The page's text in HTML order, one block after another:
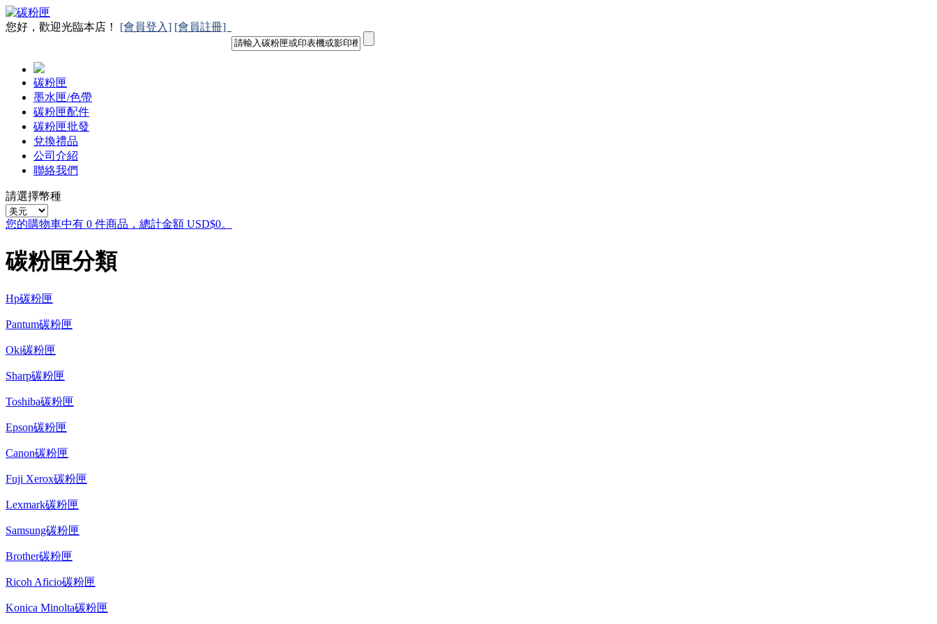
您好，歡迎光臨本店！ [會員登入] [會員註冊]
碳粉匣
墨水匣/色帶
碳粉匣配件
碳粉匣批發
兌換禮品
公司介紹
聯絡我們
請選擇幣種
您的購物車中有 0 件商品，總計金額 USD$0。
碳粉匣分類
Hp碳粉匣
Pantum碳粉匣
Oki碳粉匣
Sharp碳粉匣
Toshiba碳粉匣
Epson碳粉匣
Canon碳粉匣
Fuji Xerox碳粉匣
Lexmark碳粉匣
Samsung碳粉匣
Brother碳粉匣
Ricoh Aficio碳粉匣
Konica Minolta碳粉匣